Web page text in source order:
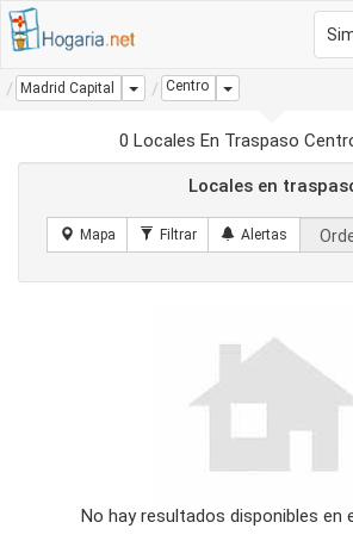
Madrid Capital Dropdown
Centro Dropdown
0 Locales En Traspaso
Locales en
No hay resultados disponibles en